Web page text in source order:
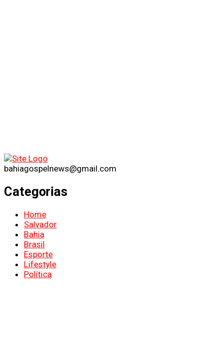
bahiagospelnews@gmail.com
Categorias
Home
Salvador
Bahia
Brasil
Esporte
Lifestyle
Política